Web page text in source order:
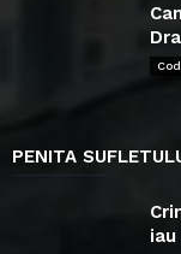
PENITA
iau